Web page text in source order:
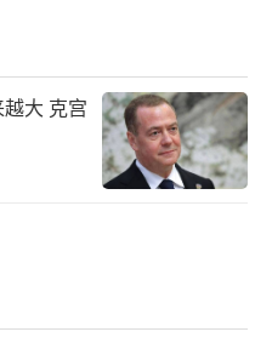
大 克宫